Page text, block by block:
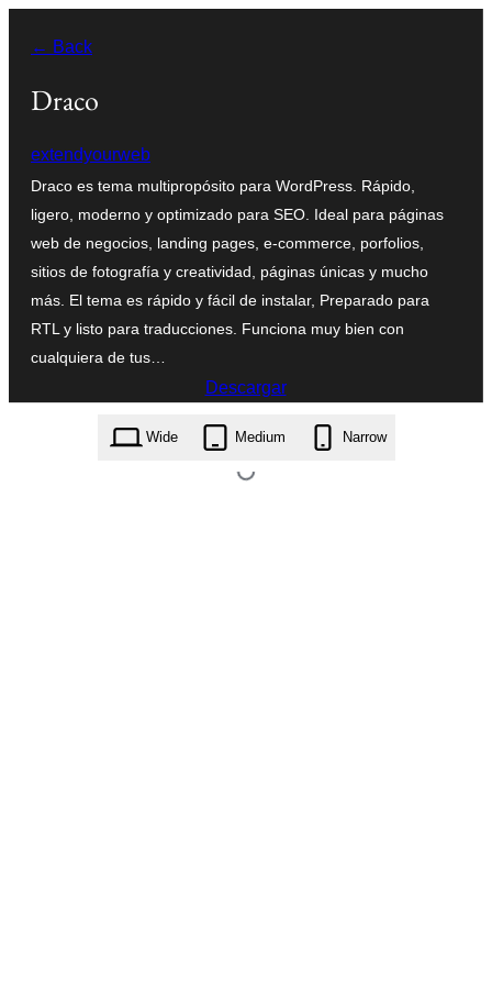
contenido
← Back
Draco
extendyourweb
Draco es tema multipropósito para WordPress. Rápido,
ligero, moderno y optimizado para SEO. Ideal para páginas
web de negocios, landing pages, e-commerce, porfolios,
sitios de fotografía y creatividad, páginas únicas y mucho
más. El tema es rápido y fácil de instalar, Preparado para
RTL y listo para traducciones. Funciona muy bien con
cualquiera de tus…
Descargar
draco.1.3.zip
Wide Medium Narrow